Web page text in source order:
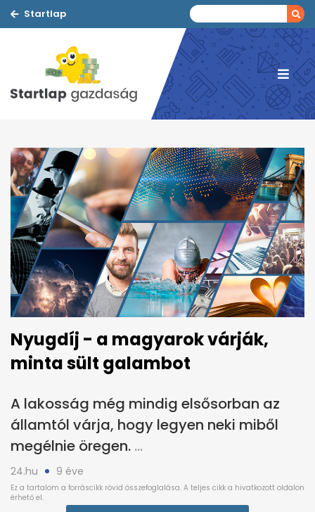
Startlap
Nyugdíj - a magyarok várják,
minta sült galambot
A lakosság még mindig elsősorban az
államtól várja, hogy legyen neki miből
megélnie öregen.
24.hu 9 éve